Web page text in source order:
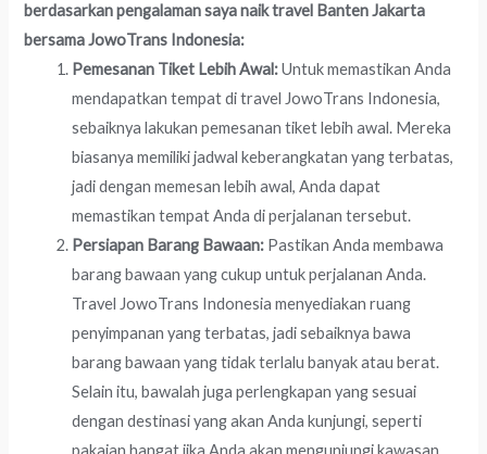
berdasarkan pengalaman saya naik travel Banten Jakarta
bersama JowoTrans Indonesia:
Pemesanan Tiket Lebih Awal:Untuk memastikan Anda
mendapatkan tempat di travel JowoTrans Indonesia,
sebaiknya lakukan pemesanan tiket lebih awal. Mereka
biasanya memiliki jadwal keberangkatan yang terbatas,
jadi dengan memesan lebih awal, Anda dapat
memastikan tempat Anda di perjalanan tersebut.
Persiapan Barang Bawaan: Pastikan Anda membawa
barang bawaan yang cukup untuk perjalanan Anda.
Travel JowoTrans Indonesia menyediakan ruang
penyimpanan yang terbatas, jadi sebaiknya bawa
barang bawaan yang tidak terlalu banyak atau berat.
Selain itu, bawalah juga perlengkapan yang sesuai
dengan destinasi yang akan Anda kunjungi, seperti